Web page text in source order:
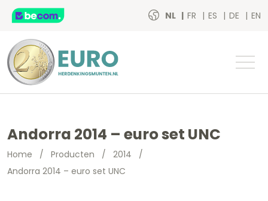
NL FR ES DE EN
Andorra 2014 – euro set UNC
Home / Producten / 2014 /
Andorra 2014 – euro set UNC